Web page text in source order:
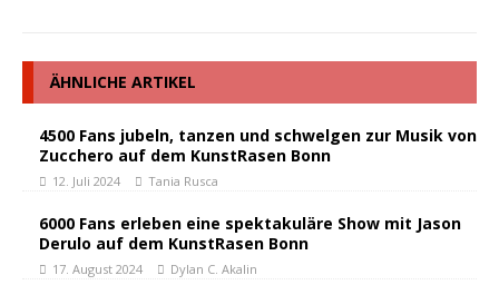
ÄHNLICHE ARTIKEL
4500 Fans jubeln, tanzen und schwelgen zur Musik von
Zucchero auf dem KunstRasen Bonn
12. Juli 2024 Tania Rusca
6000 Fans erleben eine spektakuläre Show mit Jason
Derulo auf dem KunstRasen Bonn
17. August 2024 Dylan C. Akalin